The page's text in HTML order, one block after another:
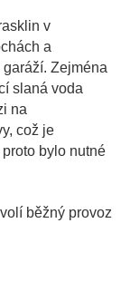
v
a
Zejména
slaná voda
na
což je
bylo nutné
běžný provoz